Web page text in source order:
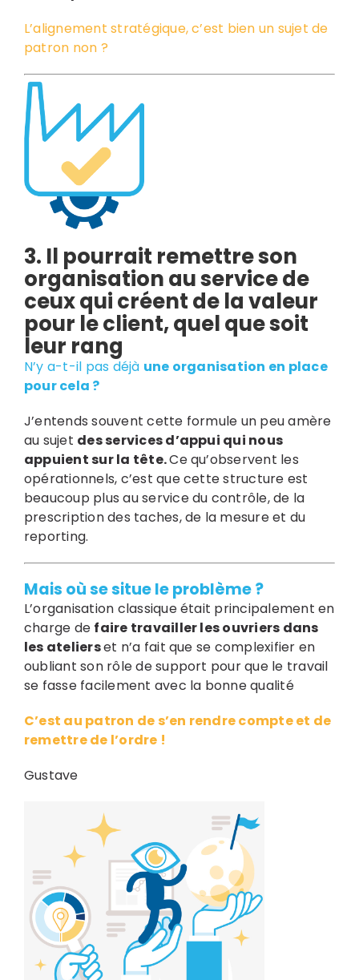
L’alignement stratégique, c’est bien un sujet de
patron non ?
3. Il pourrait remettre son
organisation au service de
ceux qui créent de la valeur
pour le client, quel que soit
leur rang
N’y a-t-il pas déjà une organisation en place
pour cela ?
J’entends souvent cette formule un peu amère
au sujet des services d’appui qui nous
appuient sur la tête.Ce qu’observent les
opérationnels, c’est que cette structure est
beaucoup plus au service du contrôle, de la
prescription des taches, de la mesure et du
reporting.
Mais où se situe le problème ?
L’organisation classique était principalement en
charge de faire travailler les ouvriers dans
les atelierset n’a fait que se complexifier en
oubliant son rôle de support pour que le travail
se fasse facilement avec la bonne qualité
C’est au patron de s’en rendre compte et de
remettre de l’ordre !
Gustave